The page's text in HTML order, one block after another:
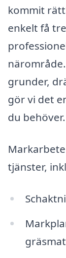
kommit
enkelt få
grunder,
gör vi det
du behöver.
tjänster,